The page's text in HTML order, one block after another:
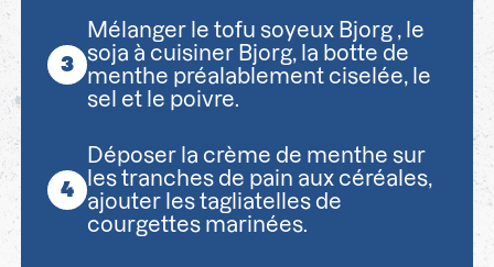
Mélanger le tofu soyeux Bjorg , le
soja à cuisiner Bjorg, la botte de
menthe préalablement ciselée, le
sel et le poivre.
Déposer la crème de menthe sur
les tranches de pain aux céréales,
ajouter les tagliatelles de
courgettes marinées.